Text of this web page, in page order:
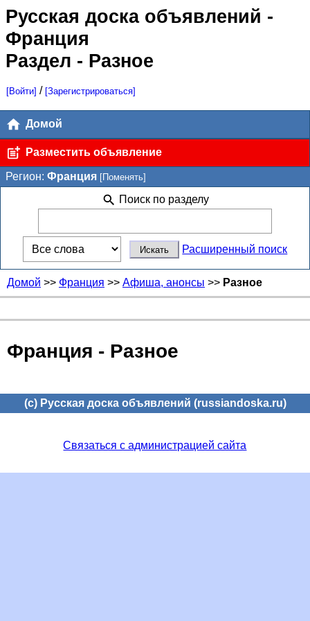
Русская доска объявлений -
Франция
Раздел - Разное
[Войти] / [Зарегистрироваться]
Домой
Разместить объявление
Регион: Франция [Поменять]
Поиск по разделу
Расширенный поиск
Домой >> Франция >> Афиша, анонсы >> Разное
Франция - Разное
(c) Русская доска объявлений (russiandoska.ru)
Связаться с администрацией сайта